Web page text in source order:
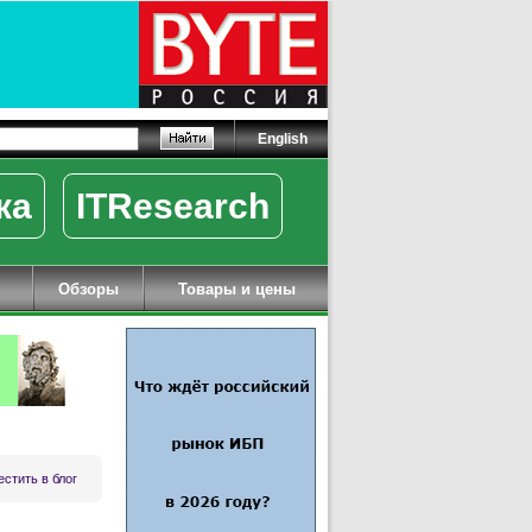
English
ITResearch
Обзоры Товары и цены
в блог